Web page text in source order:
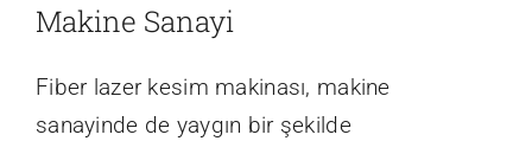
Makine Sanayi
Fiber lazer kesim makinası, makine
sanayinde de yaygın bir şekilde